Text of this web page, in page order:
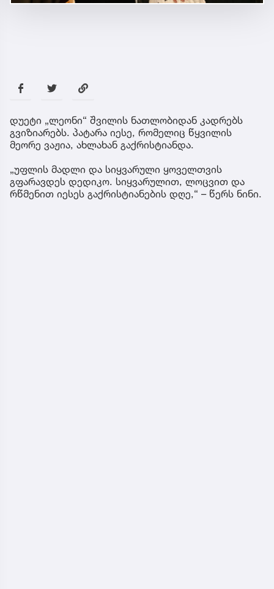
დუეტი „ლეონი“ შვილის ნათლობიდან კადრებს
გვიზიარებს. პატარა იესე, რომელიც წყვილის
მეორე ვაჟია, ახლახან გაქრისტიანდა.
„უფლის მადლი და სიყვარული ყოველთვის
გფარავდეს დედიკო. სიყვარულით, ლოცვით და
რწმენით იესეს გაქრისტიანების დღე,“ – წერს ნინი.